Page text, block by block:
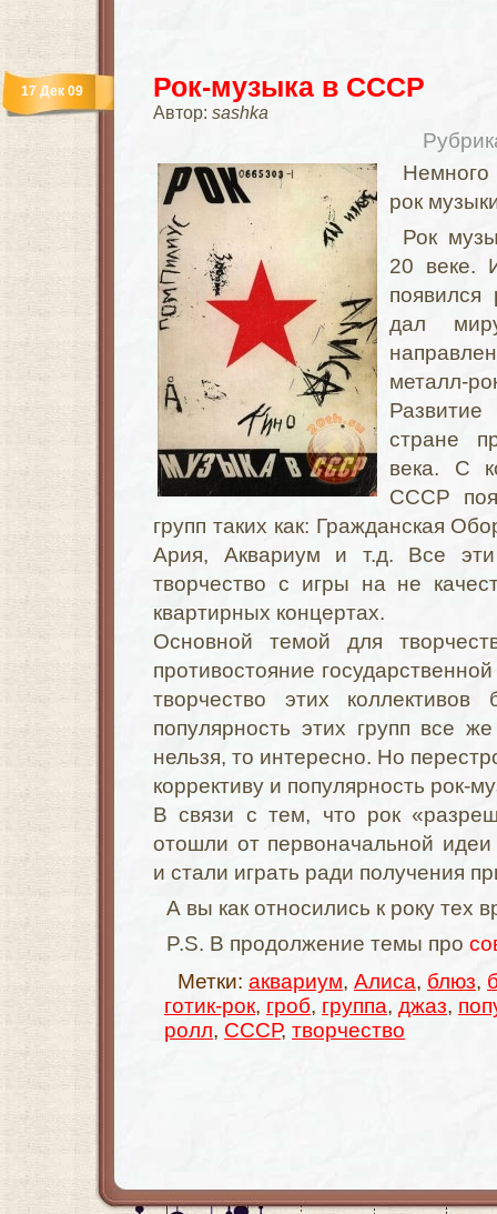
Рок-музыка в СССР
Автор: sashka
17 Дек 09
рок
Рок
20 веке.
появился
дал
металл-
стране
века. С
СССР
групп таких как: Гражданская
Ария, Аквариум и т.д. Все
творчество с игры на не
квартирных концертах.
Основной темой для
противостояние
творчество этих
популярность этих групп все
нельзя, то интересно. Но
коррективу и популярность рок-
В связи с тем, что рок
отошли от первоначальной
и стали играть ради получения
А вы как относились к року тех
P.S. В продолжение темы про
Метки: аквариум, Алиса, блюз,
готик-рок, гроб, группа, джаз,
ролл, СССР, творчество